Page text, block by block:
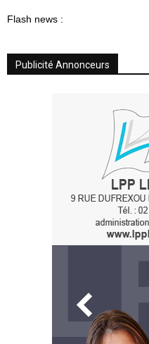
Flash news :
Publicité Annonceurs